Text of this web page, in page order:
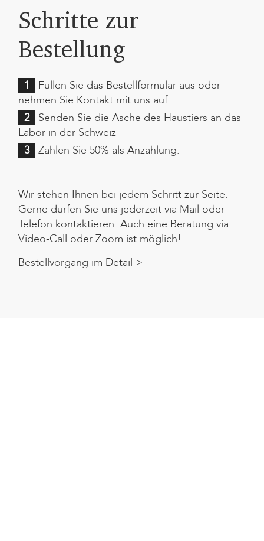
Schritte zur
Bestellung
1
Füllen Sie das Bestellformular aus oder
nehmen Sie Kontakt mit uns auf
Bestellvorgang im Detail >
2 Senden Sie die Asche des Haustiers an das
Labor in der Schweiz
3 Zahlen Sie 50% als Anzahlung.
Wir stehen Ihnen bei jedem Schritt zur Seite.
Gerne dürfen Sie uns jederzeit via Mail oder
Telefon kontaktieren. Auch eine Beratung via
Video-Call oder Zoom ist möglich!